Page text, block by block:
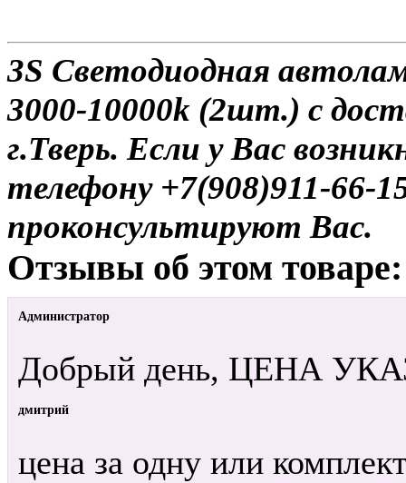
3S Светодиодная
3000-10000k (2шт.) с
г.Тверь. Если у Вас
телефону +7(908)911-
проконсультируют Вас.
Отзывы об этом товаре:
Администратор
Добрый день, ЦЕНА
дмитрий
цена за одну или